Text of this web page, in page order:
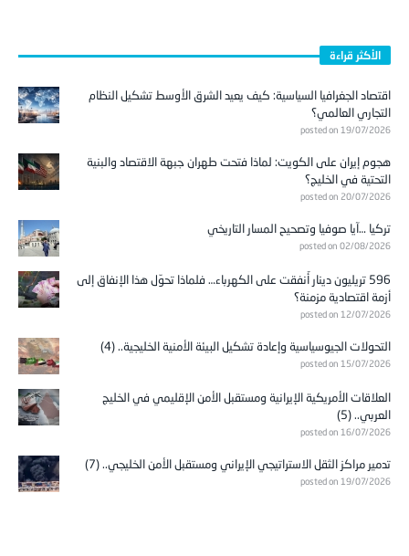
الأكثر قراءة
اقتصاد الجغرافيا السياسية: كيف يعيد الشرق الأوسط تشكيل النظام
التجاري العالمي؟
posted on 19/07/2026
هجوم إيران على الكويت: لماذا فتحت طهران جبهة الاقتصاد والبنية
التحتية في الخليج؟
posted on 20/07/2026
تركيا …آيا صوفيا وتصحيح المسار التاريخي
posted on 02/08/2026
596 تريليون دينار أُنفقت على الكهرباء… فلماذا تحوّل هذا الإنفاق إلى
أزمة اقتصادية مزمنة؟
posted on 12/07/2026
التحولات الجيوسياسية وإعادة تشكيل البيئة الأمنية الخليجية.. (4)
posted on 15/07/2026
العلاقات الأمريكية الإيرانية ومستقبل الأمن الإقليمي في الخليج
العربي.. (5)
posted on 16/07/2026
تدمير مراكز الثقل الاستراتيجي الإيراني ومستقبل الأمن الخليجي.. (7)
posted on 19/07/2026